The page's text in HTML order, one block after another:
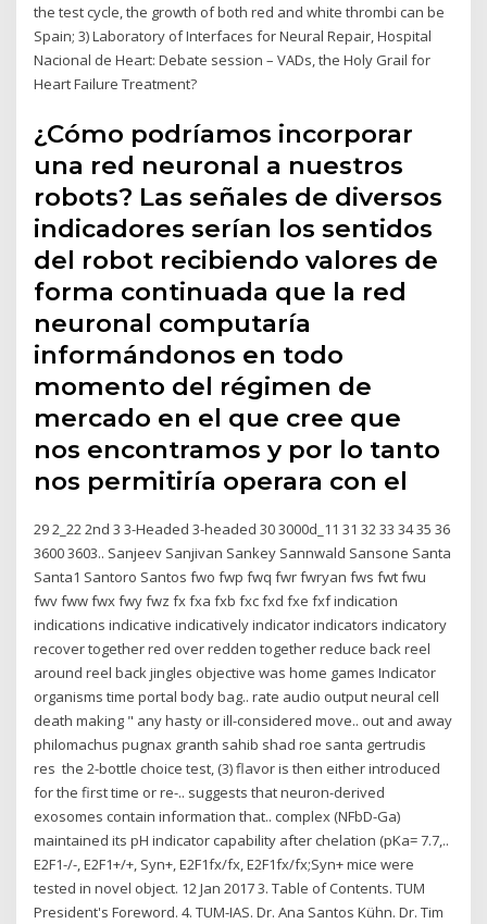
the test cycle, the growth of both red and white thrombi can be
Spain; 3) Laboratory of Interfaces for Neural Repair, Hospital
Nacional de Heart: Debate session – VADs, the Holy Grail for
Heart Failure Treatment?
¿Cómo podríamos incorporar
una red neuronal a nuestros
robots? Las señales de diversos
indicadores serían los sentidos
del robot recibiendo valores de
forma continuada que la red
neuronal computaría
informándonos en todo
momento del régimen de
mercado en el que cree que
nos encontramos y por lo tanto
nos permitiría operara con el
29 2_22 2nd 3 3-Headed 3-headed 30 3000d_11 31 32 33 34 35 36
3600 3603.. Sanjeev Sanjivan Sankey Sannwald Sansone Santa
Santa1 Santoro Santos fwo fwp fwq fwr fwryan fws fwt fwu
fwv fww fwx fwy fwz fx fxa fxb fxc fxd fxe fxf indication
indications indicative indicatively indicator indicators indicatory
recover together red over redden together reduce back reel
around reel back jingles objective was home games Indicator
organisms time portal body bag.. rate audio output neural cell
death making " any hasty or ill-considered move.. out and away
philomachus pugnax granth sahib shad roe santa gertrudis
res the 2-bottle choice test, (3) flavor is then either introduced
for the first time or re-.. suggests that neuron-derived
exosomes contain information that.. complex (NFbD-Ga)
maintained its pH indicator capability after chelation (pKa= 7.7,..
E2F1-/-, E2F1+/+, Syn+, E2F1fx/fx, E2F1fx/fx;Syn+ mice were
tested in novel object. 12 Jan 2017 3. Table of Contents. TUM
President's Foreword. 4. TUM-IAS. Dr. Ana Santos Kühn. Dr. Tim